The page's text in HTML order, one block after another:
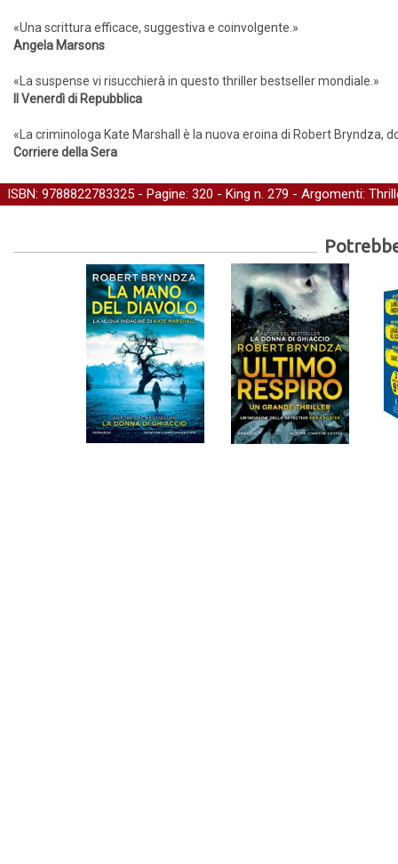
«Una scrittura efficace, suggestiva e coinvolgente.»
Angela Marsons
«La suspense vi risucchierà in questo thriller bestseller mondiale.»
Il Venerdì di Repubblica
«La criminologa Kate Marshall è la nuova eroina di Robert Bryndza,
Corriere della Sera
ISBN: 9788822783325 - Pagine: 320 - King n. 279 - Argomenti: